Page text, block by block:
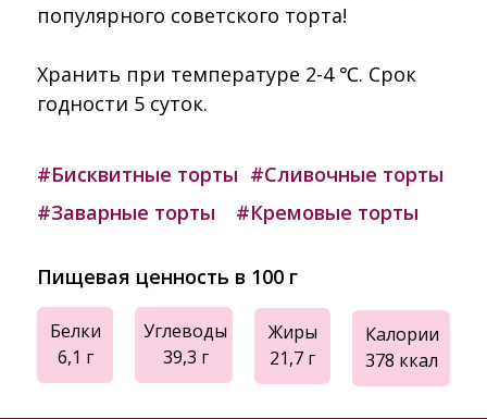
популярного советского торта!
Хранить при температуре 2-4 ℃. Срок
годности 5 суток.
Белки
6,1 г
Жиры
21,7 г
Углеводы
39,3 г
Калории
378 ккал
Пищевая ценность в 100 г
#Бисквитные торты
#Заварные торты
#Сливочные торты
#Кремовые торты